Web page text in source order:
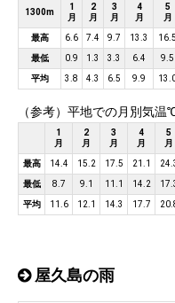
1300m
1
月
2
月
3
月
4
月
5
月
最高 6.6 7.4 9.7 13.3 16.5
最低 0.9 1.3 3.3 6.4 9.5
平均 3.8 4.3 6.5 9.9
（参考）平地での月別気温
1
月
2
月
3
月
4
月
5
月
最高 14.4 15.2 17.5 21.1
最低 8.7 9.1 11.1 14.2
平均 11.6 12.1 14.3 17.7
屋久島の雨